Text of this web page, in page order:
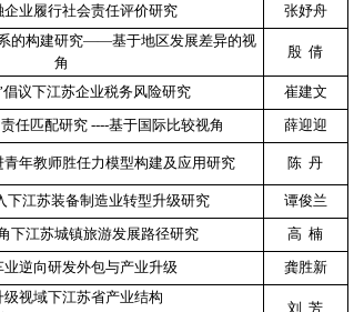
企业履行社会责任评价研究 张妤舟
的构建研究——基于地区发展差异的视
角
殷 倩
倡议下江苏企业税务风险研究
崔建文
任匹配研究 ----基于国际比较视角 薛迎迎
青年教师胜任力模型构建及应用研究 陈 丹
下江苏装备制造业转型升级研究
谭俊兰
下江苏城镇旅游发展路径研究
高 楠
业逆向研发外包与产业升级 龚胜新
级视域下江苏省产业结构
刘 芳